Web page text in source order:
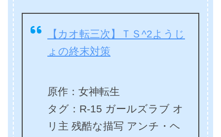
【カオ転三次】ＴＳ^2ようじ
ょの終末対策
原作：女神転生
タグ：R-15 ガールズラブ オ
リ主 残酷な描写 アンチ・ヘ